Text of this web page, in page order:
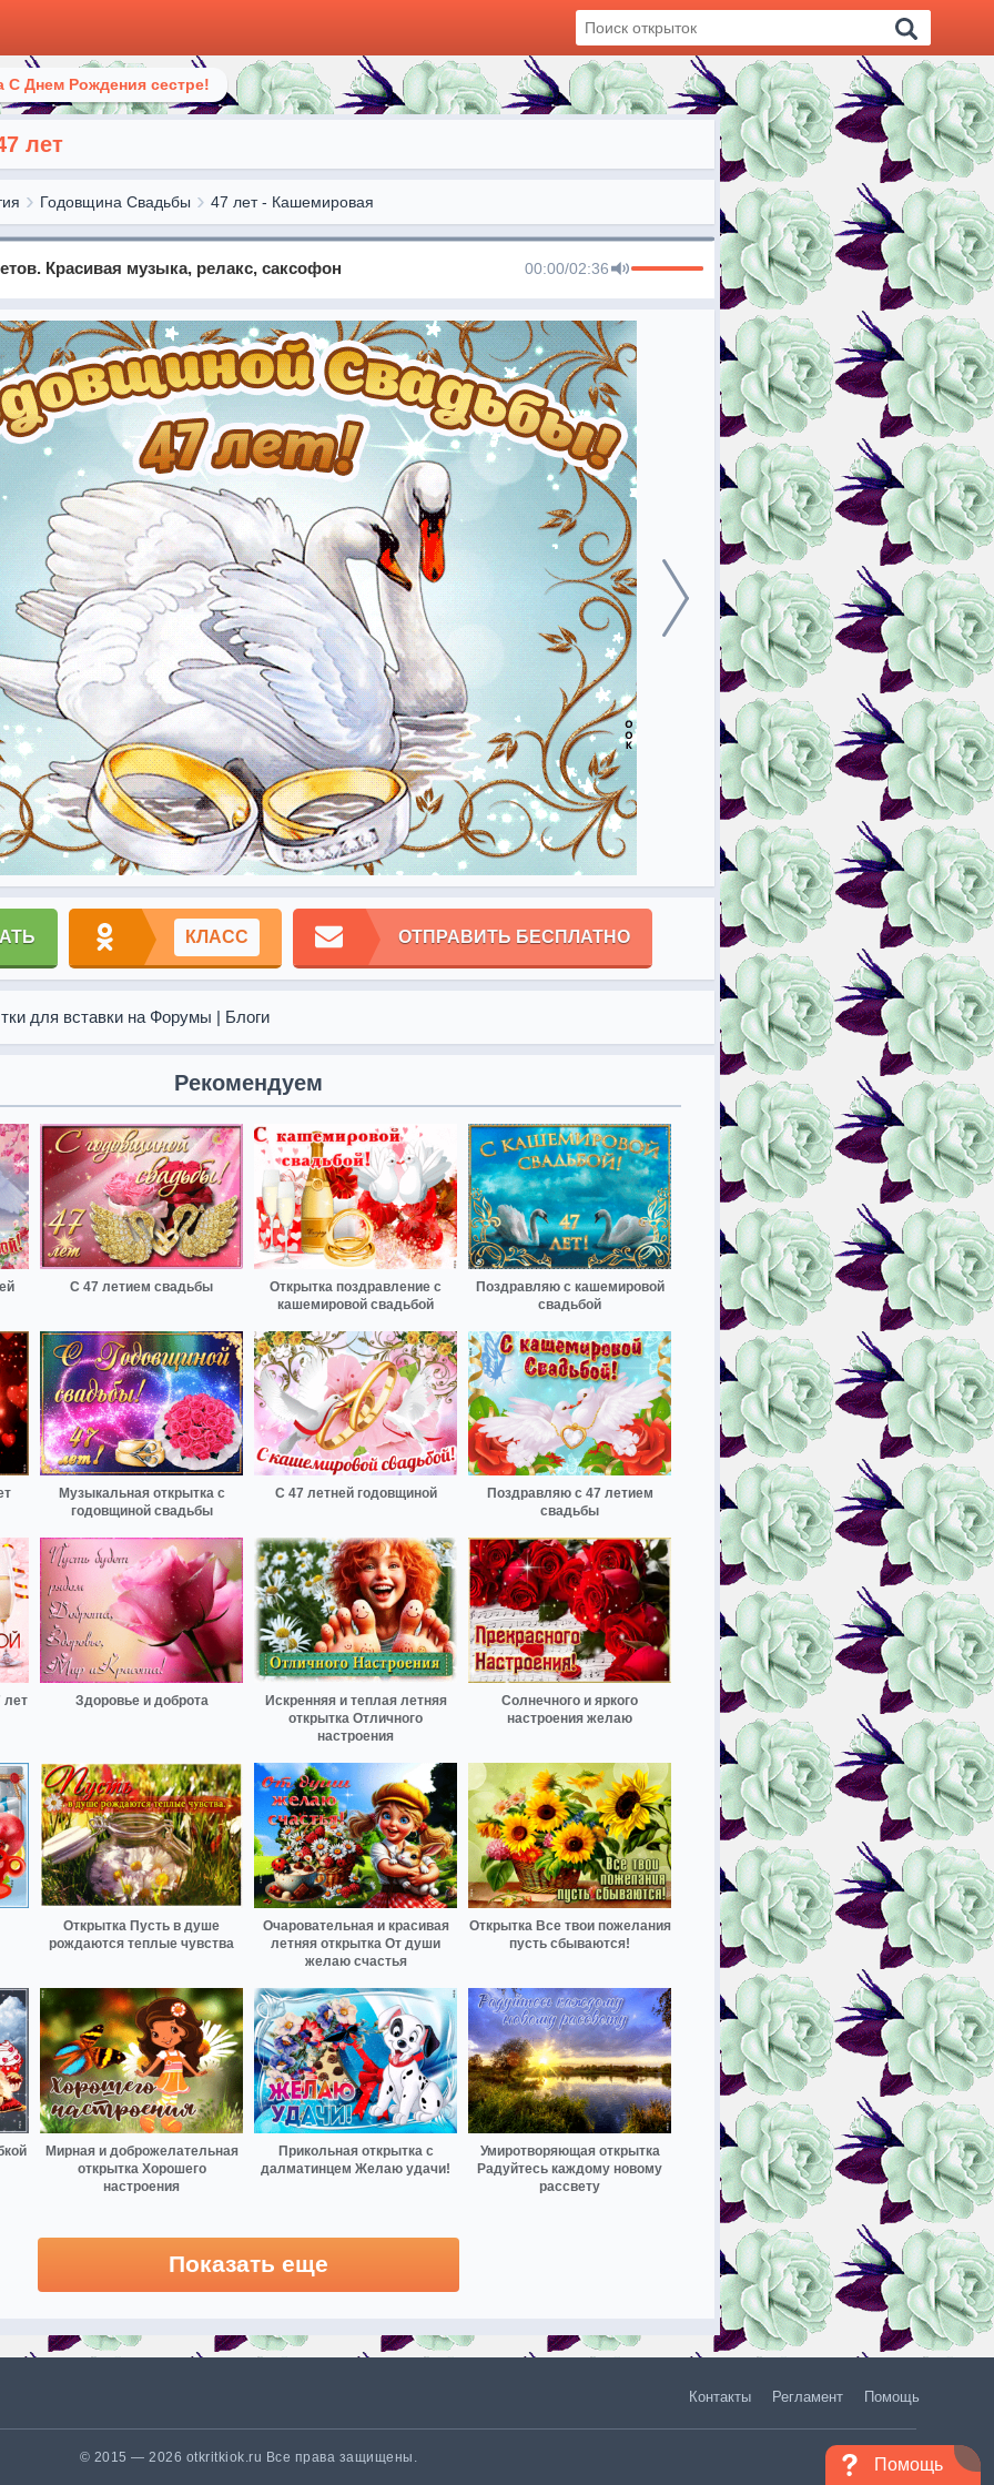
С Днем Рождения сестре!
лет
Годовщина Свадьбы 47 лет - Кашемировая
Красивая музыка, релакс, саксофон 00:00/02:36
КЛАСС ОТПРАВИТЬ БЕСПЛАТНО
для вставки на Форумы | Блоги
Рекомендуем
С 47 летием свадьбы
Открытка поздравление с
кашемировой свадьбой
Поздравляю с кашемировой
свадьбой
Музыкальная открытка с
годовщиной свадьбы
С 47 летней годовщиной
Поздравляю с 47 летием
свадьбы
лет Здоровье и доброта
Искренняя и теплая летняя
открытка Отличного
настроения
Солнечного и яркого
настроения желаю
Открытка Пусть в душе
рождаются теплые чувства
Очаровательная и красивая
летняя открытка От души
желаю счастья
Открытка Все твои пожелания
пусть сбываются!
Мирная и доброжелательная
открытка Хорошего
настроения
Прикольная открытка с
далматинцем Желаю удачи!
Умиротворяющая открытка
Радуйтесь каждому новому
рассвету
Показать еще
Помощь
Контакты Регламент Помощь
© 2015 — 2026 otkritkiok.ru Все права защищены.